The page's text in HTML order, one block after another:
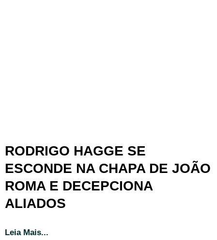
RODRIGO HAGGE SE
ESCONDE NA CHAPA DE JOÃO
ROMA E DECEPCIONA
ALIADOS
Leia Mais...